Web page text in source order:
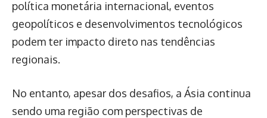
política monetária internacional, eventos
geopolíticos e desenvolvimentos tecnológicos
podem ter impacto direto nas tendências
regionais.
No entanto, apesar dos desafios, a Ásia continua
sendo uma região com perspectivas de